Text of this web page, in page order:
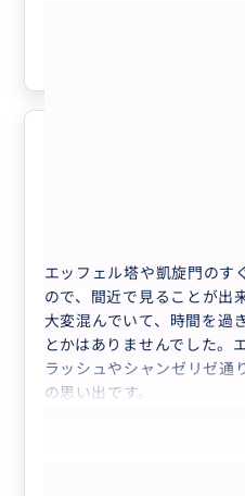
エッフェル塔や凱旋門のす
ので、間近で見ることが出
大変混んでいて、時間を過
とかはありませんでした。
ラッシュやシャンゼリゼ通
の思い出です。